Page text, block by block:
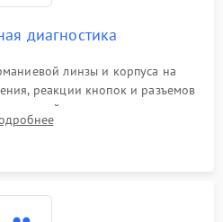
диагностика
линзы и корпуса на
реакции кнопок и разъемов
сигнатуры на экран,
и считывание системных